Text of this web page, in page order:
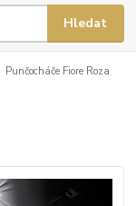
Hledat
Punčocháče Fiore Roza